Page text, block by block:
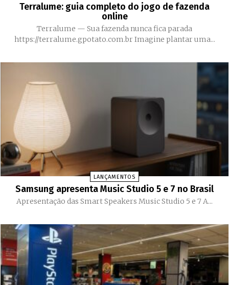
Terralume: guia completo do jogo de fazenda
online
Terralume — Sua fazenda nunca fica parada
https://terralume.gpotato.com.br Imagine plantar uma...
LANÇAMENTOS
Samsung apresenta Music Studio 5 e 7 no Brasil
Apresentação das Smart Speakers Music Studio 5 e 7 A...